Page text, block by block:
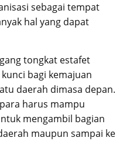
sebagai tempat
hal yang dapat
tongkat estafet
bagi kemajuan
daerah dimasa depan.
harus mampu
mengambil bagian
maupun sampai ke